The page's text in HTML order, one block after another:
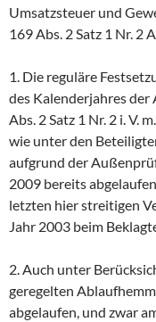
Umsatzsteuer und
169 Abs. 2 Satz 1 Nr. 2
1. Die reguläre
des Kalenderjahres der
Abs. 2 Satz 1 Nr. 2 i. V.
wie unter den
aufgrund der
2009 bereits
letzten hier streitigen
Jahr 2003 beim
2. Auch unter
geregelten
abgelaufen, und zwar